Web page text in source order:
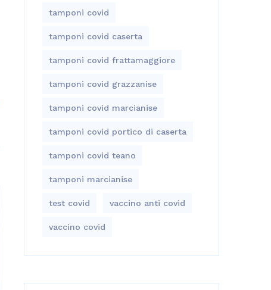
tamponi covid
tamponi covid caserta
tamponi covid frattamaggiore
tamponi covid grazzanise
tamponi covid marcianise
tamponi covid portico di caserta
tamponi covid teano
tamponi marcianise
test covid vaccino anti covid
vaccino covid